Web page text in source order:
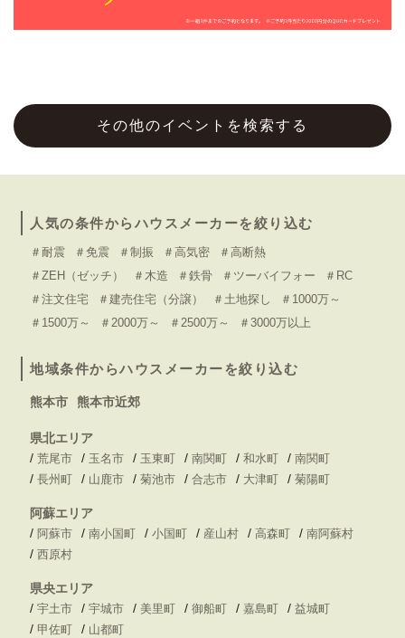
その他のイベントを検索する
人気の条件からハウスメーカーを絞り込む
＃耐震 ＃免震 ＃制振 ＃高気密
＃高断熱
＃ZEH（ゼッチ）
＃木造 ＃鉄骨 ＃ツーバイフォー
＃RC
＃注文住宅
＃建売住宅（分譲） ＃土地探し
＃1000万～
＃1500万～
＃2000万～ ＃2500万～ ＃3000万以上
地域条件からハウスメーカーを絞り込む
熊本市 熊本市近郊
県北エリア
/ 荒尾市 / 玉名市 / 玉東町 / 南関町 / 和水町 / 南関町
/ 長州町 / 山鹿市 / 菊池市 / 合志市 / 大津町 / 菊陽町
阿蘇エリア
/ 阿蘇市 / 南小国町 / 小国町 / 産山村 / 高森町 / 南阿蘇村
/ 西原村
県央エリア
/ 宇土市 / 宇城市 / 美里町 / 御船町 / 嘉島町 / 益城町
/ 甲佐町 / 山都町